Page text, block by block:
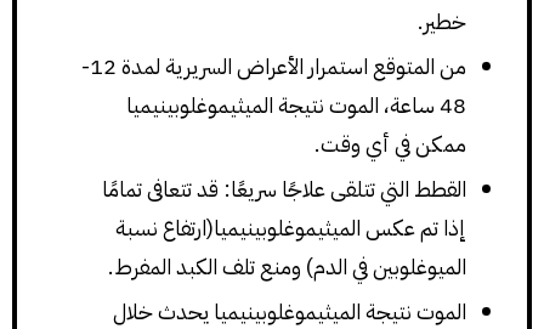
خطير.
من المتوقع استمرار الأعراض السريرية لمدة 12-
48 ساعة، الموت نتيجة الميثيموغلوبينيميا
ممكن في أي وقت.
القطط التي تتلقى علاجًا سريعًا: قد تتعافى تمامًا
إذا تم عكس الميثيموغلوبينيميا(ارتفاع نسبة
الميوغلوبين في الدم) ومنع تلف الكبد المفرط.
الموت نتيجة الميثيموغلوبينيميا يحدث خلال